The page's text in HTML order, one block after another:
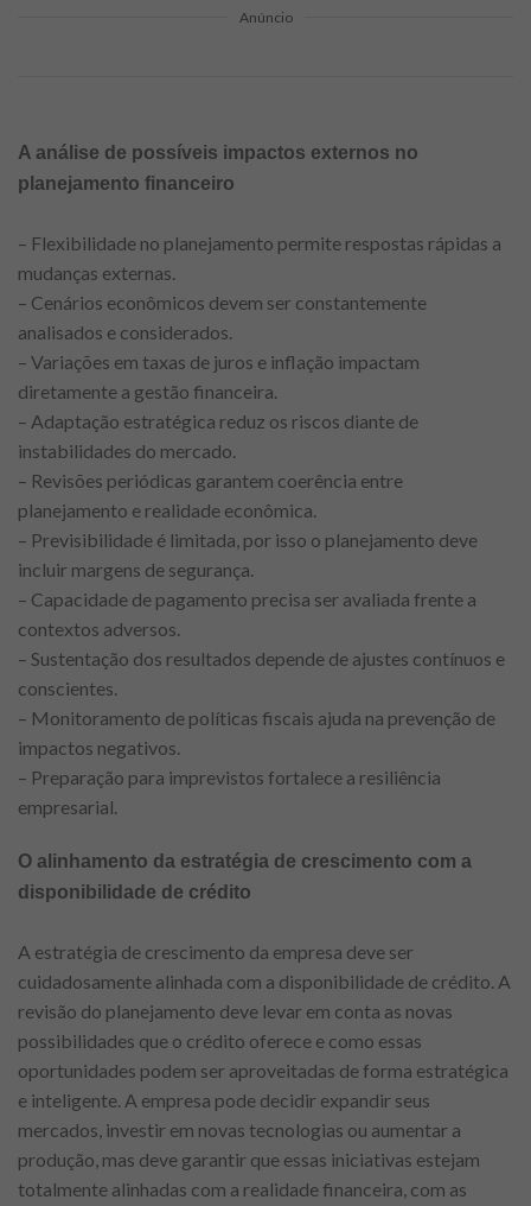
Anúncio
A análise de possíveis impactos externos no
planejamento financeiro
– Flexibilidade no planejamento permite respostas rápidas a
mudanças externas.
– Cenários econômicos devem ser constantemente
analisados e considerados.
– Variações em taxas de juros e inflação impactam
diretamente a gestão financeira.
– Adaptação estratégica reduz os riscos diante de
instabilidades do mercado.
– Revisões periódicas garantem coerência entre
planejamento e realidade econômica.
– Previsibilidade é limitada, por isso o planejamento deve
incluir margens de segurança.
– Capacidade de pagamento precisa ser avaliada frente a
contextos adversos.
– Sustentação dos resultados depende de ajustes contínuos e
conscientes.
– Monitoramento de políticas fiscais ajuda na prevenção de
impactos negativos.
– Preparação para imprevistos fortalece a resiliência
empresarial.
O alinhamento da estratégia de crescimento com a
disponibilidade de crédito
A estratégia de crescimento da empresa deve ser
cuidadosamente alinhada com a disponibilidade de crédito. A
revisão do planejamento deve levar em conta as novas
possibilidades que o crédito oferece e como essas
oportunidades podem ser aproveitadas de forma estratégica
e inteligente. A empresa pode decidir expandir seus
mercados, investir em novas tecnologias ou aumentar a
produção, mas deve garantir que essas iniciativas estejam
totalmente alinhadas com a realidade financeira, com as